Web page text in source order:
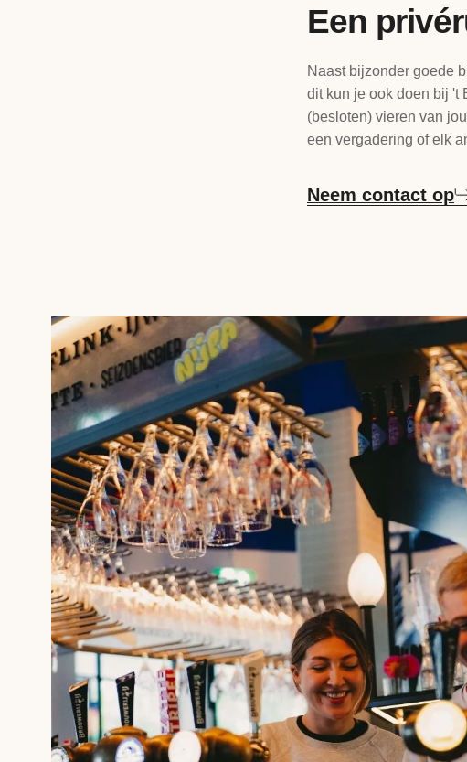
Een
Naast bijzonder goede
dit kun je ook doen bij 't
(besloten) vieren van
een vergadering of elk
Neem contact op